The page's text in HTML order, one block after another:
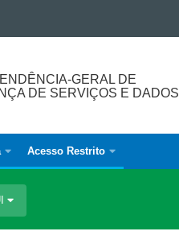
GERAL DE
DE SERVIÇOS E DADOS
Acesso Restrito